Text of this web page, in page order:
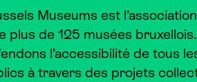
Museums est
plus de 125 musées
l’accessibilité de tous
à travers des projets